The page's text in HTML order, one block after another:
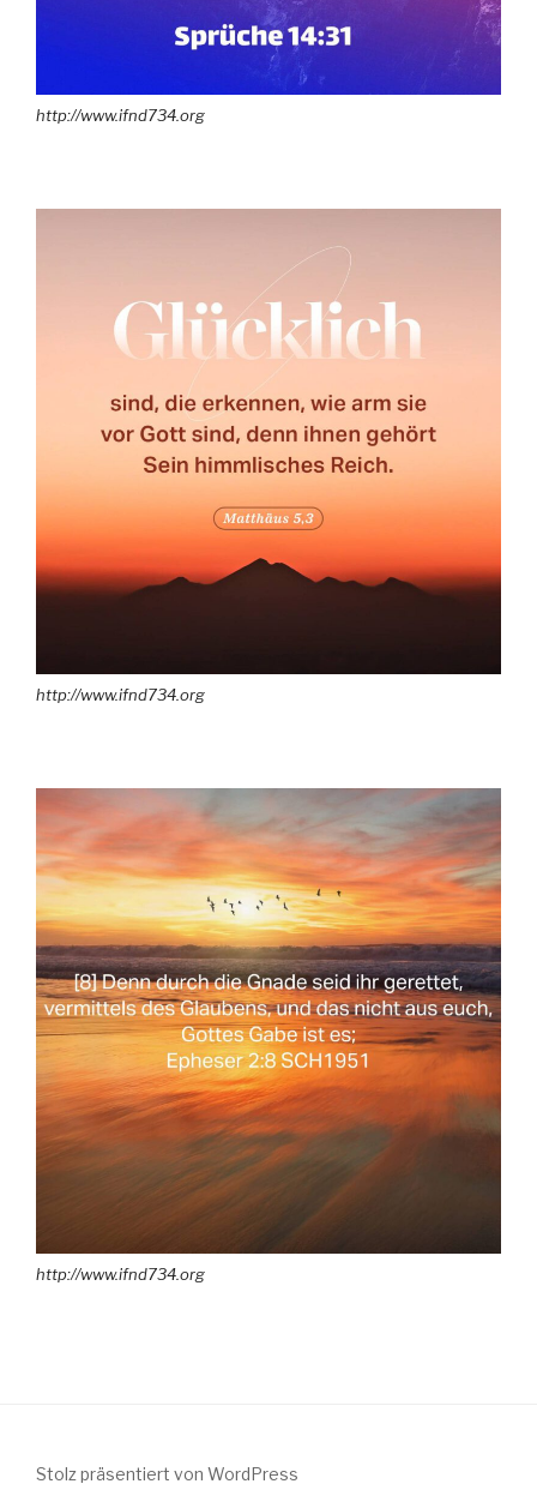
http://www.ifnd734.org
http://www.ifnd734.org
http://www.ifnd734.org
Stolz präsentiert von WordPress